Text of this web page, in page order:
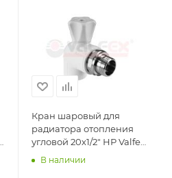
Кран шаровый для
радиатора отопления
угловой 20х1/2" НР Valfex,
белый
В наличии